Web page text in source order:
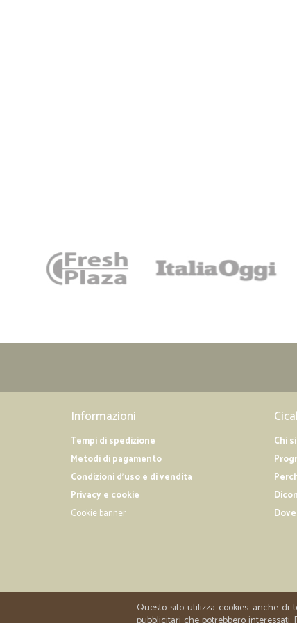
Informazioni
Tempi di spedizione
Metodi di pagamento
Condizioni d'uso e di vendita
Privacy e cookie
Cookie banner
Chi
Questo sito utilizza cookies anche di